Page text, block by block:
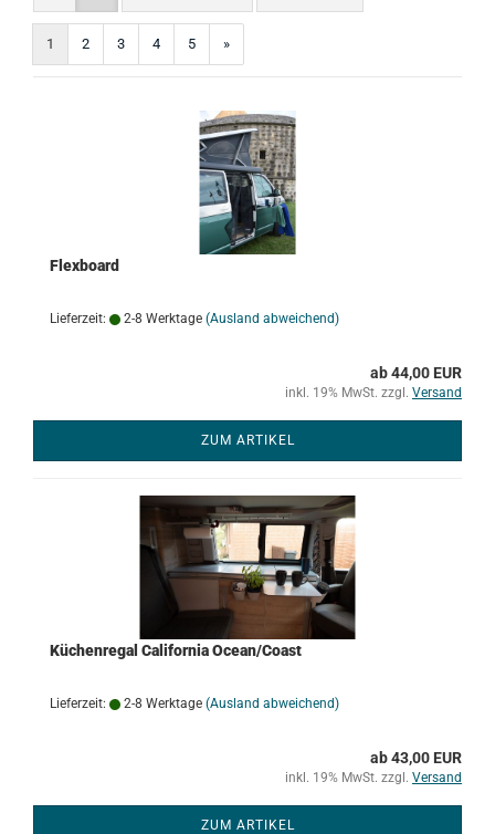
1 2 3 4 5 »
Flexboard
Lieferzeit: 2-8 Werktage (Ausland abweichend)
ab 44,00 EUR
inkl. 19% MwSt. zzgl. Versand
ZUM ARTIKEL
Küchenregal California Ocean/Coast
Lieferzeit: 2-8 Werktage (Ausland abweichend)
ab 43,00 EUR
inkl. 19% MwSt. zzgl. Versand
ZUM ARTIKEL